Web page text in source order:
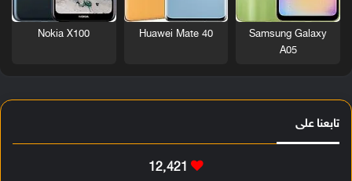
Samsung Galaxy
A05
Huawei Mate 40
Nokia X100
تابعنا على
12٬421